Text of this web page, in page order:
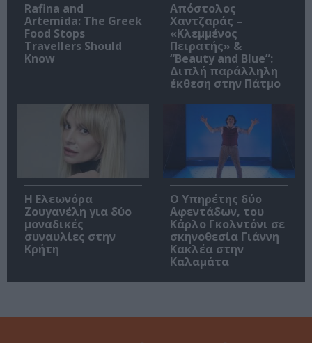
Rafina and
Artemida: The Greek
Food Stops
Travellers Should
Know
Απόστολος
Χαντζαράς –
«Κλεμμένος
Πειρατής» &
“Beauty and Blue”:
Διπλή παράλληλη
έκθεση στην Πάτμο
Η Ελεωνόρα
Ζουγανέλη για δύο
μοναδικές
συναυλίες στην
Κρήτη
Ο Υπηρέτης δύο
Αφεντάδων, του
Κάρλο Γκολντόνι σε
σκηνοθεσία Γιάννη
Κακλέα στην
Καλαμάτα